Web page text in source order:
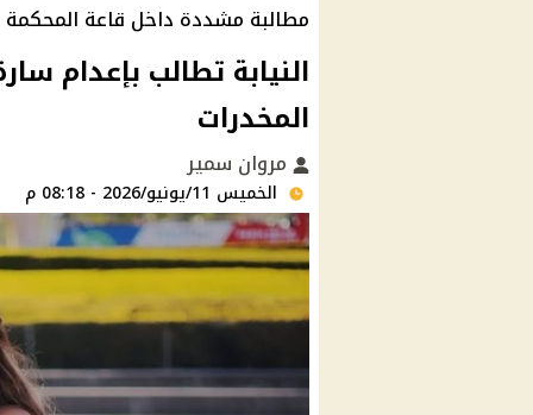
مطالبة مشددة داخل قاعة المحكمة
النيابة تطالب بإعدام
المخدرات
مروان سمير
الخميس 11/يونيو/2026 - 08:18 م